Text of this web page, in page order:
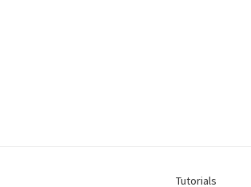
Tutorials